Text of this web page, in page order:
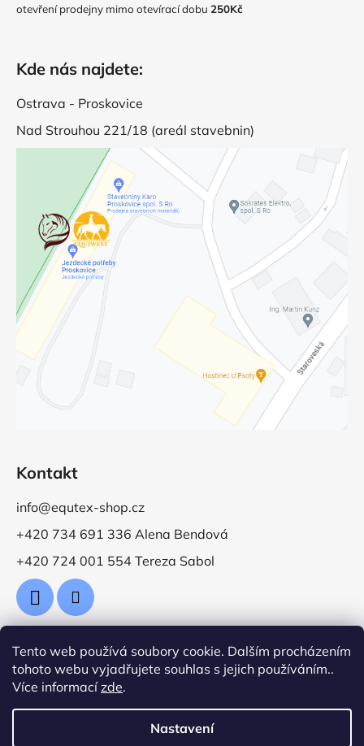
Tento web používá soubory cookie. Dalším procházením
tohoto webu vyjadřujete souhlas s jejich používáním..
Více informacízde.
Nastavení
otevření prodejny mimo otevírací dobu 250Kč
Kde nás najdete:
Ostrava - Proskovice
Nad Strouhou 221/18 (areál stavebnin)
Kontakt
info@equtex-shop.cz
+420 734 691 336 Alena Bendová
+420 724 001 554 Tereza Sabol
Přijímáme online platby